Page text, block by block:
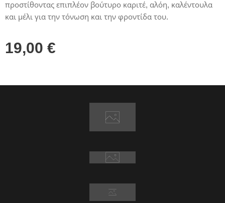
προστίθοντας επιπλέον βούτυρο καριτέ, αλόη, καλέντουλα
και μέλι για την τόνωση και την φροντίδα του.
19,00 €